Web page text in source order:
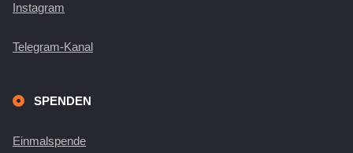
Instagram
Telegram-Kanal
SPENDEN
Einmalspende